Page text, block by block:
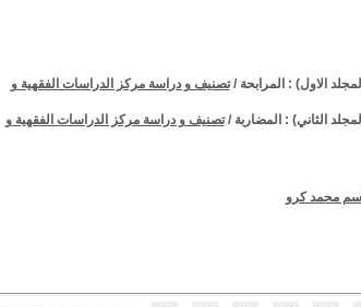
الاول) : المرابحة /تصنيف و دراسة مركز الدراسات الفقهية و
الثاني) : المضاربة /تصنيف و دراسة مركز الدراسات الفقهية و
محمد كرو